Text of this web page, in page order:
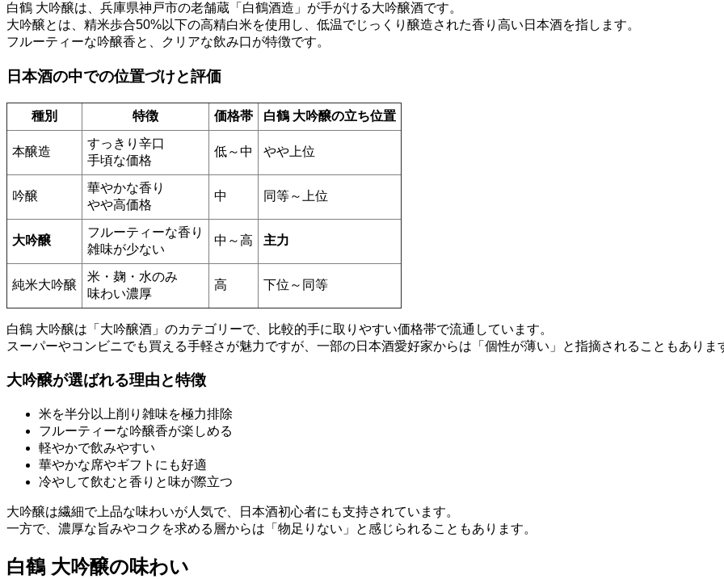
白鶴 大吟醸は、兵庫県神戸市の老舗蔵「白鶴酒造」が手がける大吟醸酒です。
大吟醸とは、精米歩合50%以下の高精白米を使用し、低温でじっくり醸造された香り高い日本酒を指します。
フルーティーな吟醸香と、クリアな飲み口が特徴です。
日本酒の中での位置づけと評価
種別 特徴 価格帯 白鶴 大吟醸の立ち位置
本醸造
すっきり辛口
手頃な価格
低～中 やや上位
吟醸
華やかな香り
やや高価格
中 同等～上位
大吟醸
フルーティーな香り
雑味が少ない
中～高 主力
純米大吟醸
米・麹・水のみ
味わい濃厚
高 下位～同等
白鶴 大吟醸は「大吟醸酒」のカテゴリーで、比較的手に取りやすい価格帯で流通しています。
スーパーやコンビニでも買える手軽さが魅力ですが、一部の日本酒愛好家からは「個性が薄い」と指摘されることもありま
大吟醸が選ばれる理由と特徴
米を半分以上削り雑味を極力排除
フルーティーな吟醸香が楽しめる
軽やかで飲みやすい
華やかな席やギフトにも好適
冷やして飲むと香りと味が際立つ
大吟醸は繊細で上品な味わいが人気で、日本酒初心者にも支持されています。
一方で、濃厚な旨みやコクを求める層からは「物足りない」と感じられることもあります。
白鶴 大吟醸の味わい